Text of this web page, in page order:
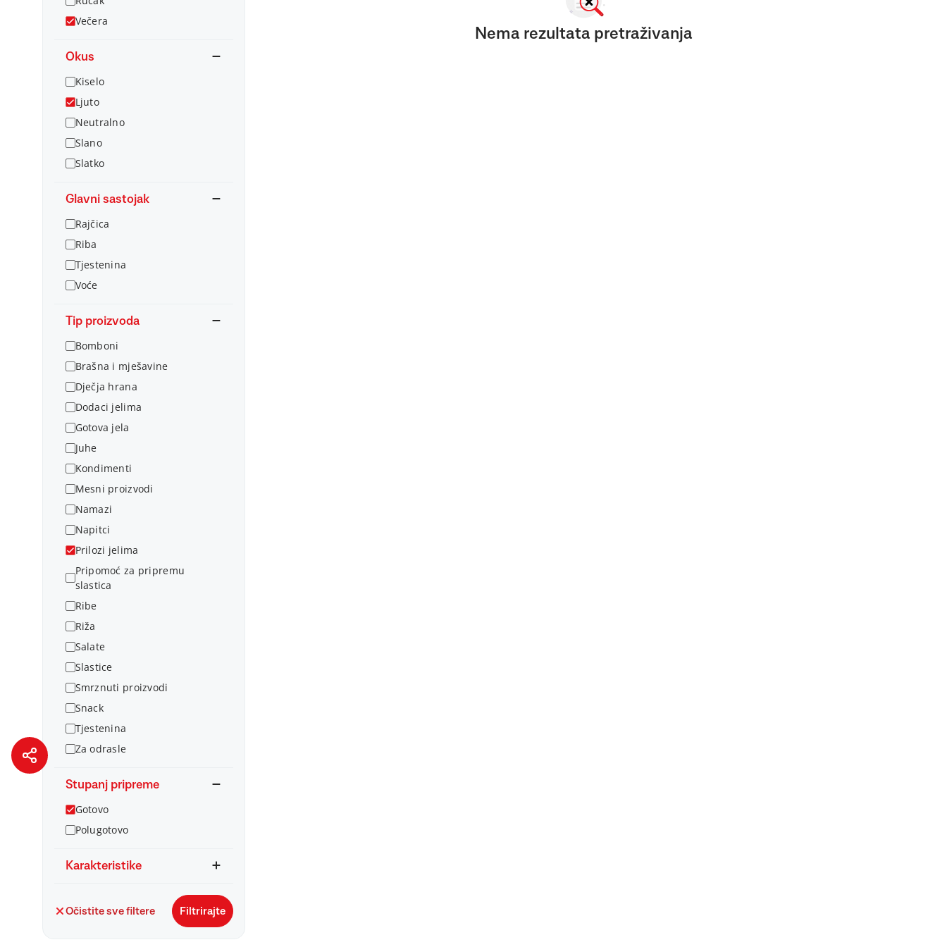
Večera
Okus
Kiselo
Ljuto
Neutralno
Slano
Slatko
Glavni sastojak
Rajčica
Riba
Tjestenina
Voće
Tip proizvoda
Bomboni
Brašna i mješavine
Dječja hrana
Dodaci jelima
Gotova jela
Juhe
Kondimenti
Mesni proizvodi
Namazi
Napitci
Prilozi jelima
Pripomoć za pripremu
slastica
Ribe
Riža
Salate
Slastice
Smrznuti proizvodi
Snack
Tjestenina
Za odrasle
Stupanj pripreme
Gotovo
Polugotovo
Karakteristike
Očistite sve filtere Filtrirajte
Nema rezultata pretraživanja